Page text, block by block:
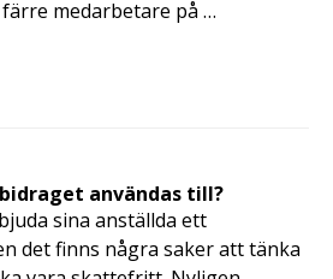
medarbetare på …
användas till?
sina anställda ett
det finns några saker att tänka